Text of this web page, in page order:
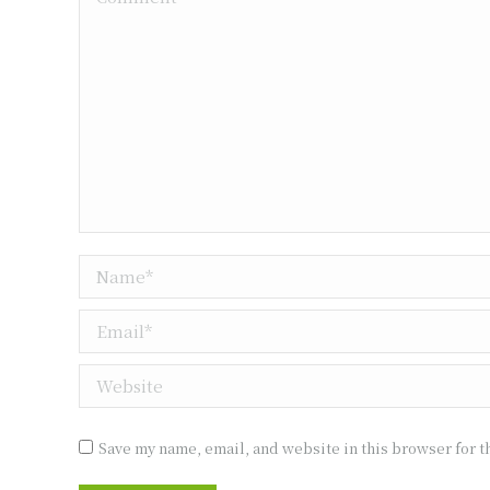
Name *
Email *
Website
Save my name, email, and website in this browser for